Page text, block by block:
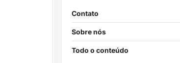
Contato
Sobre nós
Todo o conteúdo